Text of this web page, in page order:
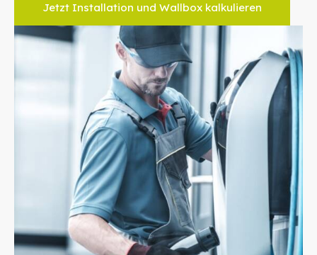
Jetzt Installation und Wallbox kalkulieren